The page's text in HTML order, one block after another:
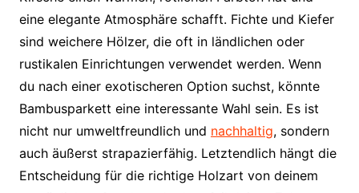
eine elegante Atmosphäre schafft. Fichte und Kiefer
sind weichere Hölzer, die oft in ländlichen oder
rustikalen Einrichtungen verwendet werden. Wenn
du nach einer exotischeren Option suchst, könnte
Bambusparkett eine interessante Wahl sein. Es ist
nicht nur umweltfreundlich und nachhaltig, sondern
auch äußerst strapazierfähig. Letztendlich hängt die
Entscheidung für die richtige Holzart von deinem